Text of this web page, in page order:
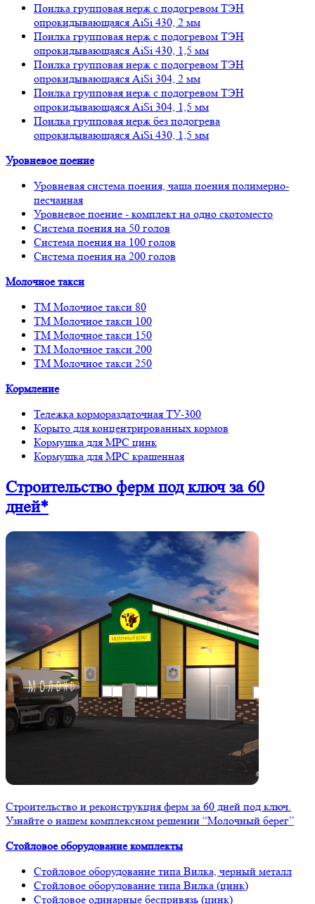
Поилка групповая нерж с подогревом ТЭН
опрокидывающаяся AiSi 430, 2 мм
Поилка групповая нерж с подогревом ТЭН
опрокидывающаяся AiSi 430, 1,5 мм
Поилка групповая нерж с подогревом ТЭН
опрокидывающаяся AiSi 304, 2 мм
Поилка групповая нерж с подогревом ТЭН
опрокидывающаяся AiSi 304, 1,5 мм
Поилка групповая нерж без подогрева
опрокидывающаяся AiSi 430, 1,5 мм
Уровневое поение
Уровневая система поения, чаша поения полимерно-
песчанная
Уровневое поение - комплект на одно скотоместо
Система поения на 50 голов
Система поения на 100 голов
Система поения на 200 голов
Молочное такси
ТМ Молочное такси 80
ТМ Молочное такси 100
ТМ Молочное такси 150
ТМ Молочное такси 200
ТМ Молочное такси 250
Кормление
Тележка кормораздаточная ТУ-300
Корыто для концентрированных кормов
Кормушка для МРС цинк
Кормушка для МРС крашенная
Строительство фермпод ключ за 60
дней*
Строительство и реконструкция ферм за 60 дней под ключ.
Узнайте о нашем комплексном решении “Молочный берег”
Стойловое оборудование комплекты
Стойловое оборудование типа Вилка, черный металл
Стойловое оборудование типа Вилка (цинк)
Стойловое одинарные беспривязь (цинк)